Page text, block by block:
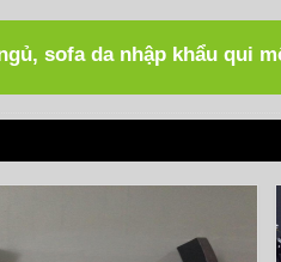
sofa da nhập khẩu qui